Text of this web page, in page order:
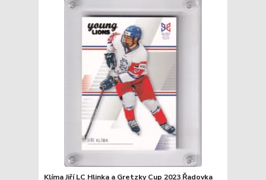
Klíma Jiří LC Hlinka a Gretzky Cup 2023 Řadovka